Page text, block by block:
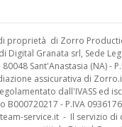
proprietà di Zorro
Digital Granata srl, Sede
Sant'Anastasia (NA) -
assicurativa di
dall'IVASS ed
- P.IVA
service.it - Il servizio di